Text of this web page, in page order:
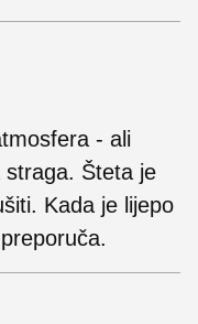
- ali
Šteta je
Kada je lijepo